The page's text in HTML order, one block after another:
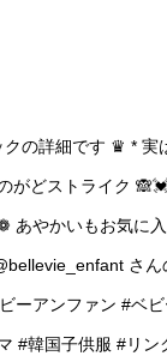
の詳細です ♛ * 実
がどストライク
あやかいもお気に
さ
ーアンファン #ベ
#韓国子供服 #リ